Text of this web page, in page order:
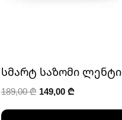
Სმარტ Საზომი Ლენტი
189,00₾ Original
149,00₾Current